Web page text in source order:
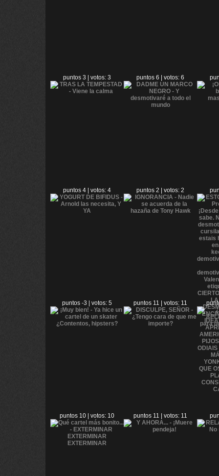
puntos 3 | votos: 3 puntos 6 | votos: 6
puntos 4 | votos: 4 puntos 2 | votos: 2
puntos -3 | votos: 5 puntos 11 | votos: 11
puntos 10 | votos: 10 puntos 11 | votos: 11